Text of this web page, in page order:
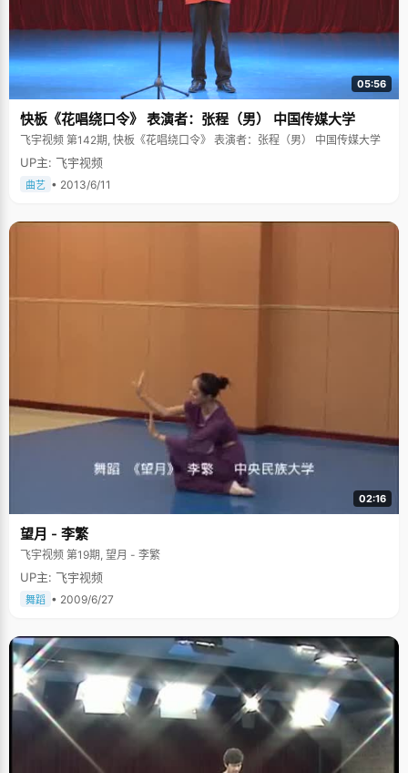
05:56
快板《花唱绕口令》 表演者：张程（男） 中国传媒大学
飞宇视频 第142期, 快板《花唱绕口令》 表演者：张程（男） 中国传媒大学
UP主: 飞宇视频
曲艺 • 2013/6/11
02:16
望月 - 李繁
飞宇视频 第19期, 望月 - 李繁
UP主: 飞宇视频
舞蹈 • 2009/6/27